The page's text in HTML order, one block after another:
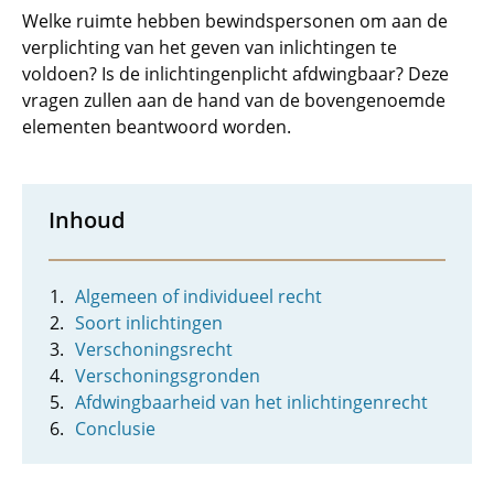
Welke ruimte hebben bewindspersonen om aan de
verplichting van het geven van inlichtingen te
voldoen? Is de inlichtingenplicht afdwingbaar? Deze
vragen zullen aan de hand van de bovengenoemde
elementen beantwoord worden.
Inhoud
Algemeen of individueel recht
Soort inlichtingen
Verschoningsrecht
Verschoningsgronden
Afdwingbaarheid van het inlichtingenrecht
Conclusie